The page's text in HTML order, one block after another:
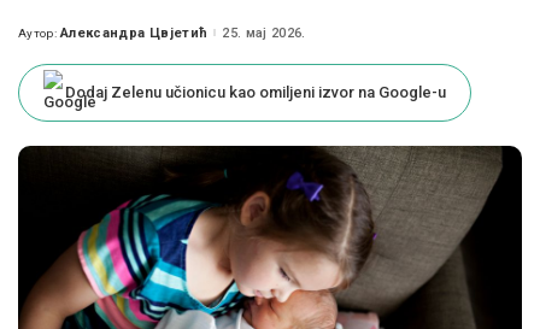
Posted
Аутор: Александра Цвјетић 25. мај 2026.
Dodaj Zelenu učionicu kao omiljeni izvor na Google-u